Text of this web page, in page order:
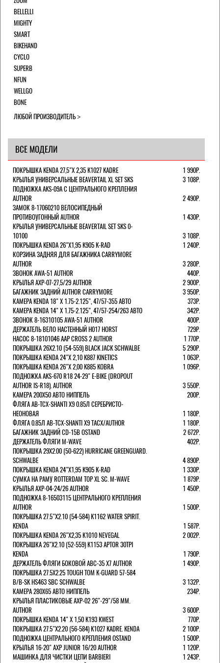
BELLELLI
MIGHTY
SMART
BIKEHAND
CYCLO
SUPERB
NFUN
WELLGO
BONE
ЛЮБОЙ ПРОИЗВОДИТЕЛЬ
ВСЕ МОДЕЛИ
ПОКРЫШКА KENDA 27,5"Х 2,35 K1027 KADRE
1 990Р.
КРЫЛЬЯ УНИВЕРСАЛЬНЫЕ BEAVERTAIL XL SET SKS
3 108Р.
ПОДНОЖКА AKS-09A C ЦЕНТРАЛЬНОГО КРЕПЛЕНИЯ
AUTHOR
2 490Р.
ЗАМОК 8-17060210 ВЕЛОСИПЕДНЫЙ
ПРОТИВОУГОННЫЙ AUTHOR
1 430Р.
КРЫЛЬЯ УНИВЕРСАЛЬНЫЕ BEAVERTAIL SET SKS 0-
10100
3 108Р.
ПОКРЫШКА KENDA 26"Х1,95 K905 K-RAD
1 240Р.
КОРЗИНА ЗАДНЯЯ ДЛЯ БАГАЖНИКА CARRYMORE
AUTHOR
3 280Р.
ЗВОНОК AWA-51 AUTHOR
440Р.
КРЫЛЬЯ AXP-07-27,5/29 AUTHOR
2 900Р.
БАГАЖНИК ЗАДНИЙ AUTHOR CARRYMORE
3 950Р.
КАМЕРА KENDA 18" Х 1.75-2.125", 47/57-355 АВТО
373Р.
КАМЕРА KENDA 14" Х 1.75-2.125", 47/57-254/263 АВТО
342Р.
ЗВОНОК 8-16310105 AWA-51 AUTHOR
400Р.
ДЕРЖАТЕЛЬ ВЕЛО НАСТЕННЫЙ H017 HORST
729Р.
НАСОС 8-18101046 AAP CROSS 2 AUTHOR
1 770Р.
ПОКРЫШКА 26X2.10 (54-559) BLACK JACK SCHWALBE
5 290Р.
ПОКРЫШКА KENDA 24"Х 2,10 K887 KINETICS
1 063Р.
ПОКРЫШКА KENDA 26"Х 2,00 K885 KOBRA
1 096Р.
ПОДНОЖКА AKS-670 R18 24-29" E-BIKE (DROPOUT
AUTHOR IS-R18). AUTHOR
3 550Р.
КАМЕРА 200Х50 АВТО НИППЕЛЬ
200Р.
ФЛЯГА AB-TCX-SHANTI X9 0.85Л СЕРЕБРИСТО-
НЕОНОВАЯ
1 180Р.
ФЛЯГА 0.85Л AB-TCX-SHANTI X9 TACX/AUTHOR
1 180Р.
БАГАЖНИК ЗАДНИЙ CD-15B OSTAND
2 672Р.
ДЕРЖАТЕЛЬ ФЛЯГИ M-WAVE
402Р.
ПОКРЫШКА 29X2.00 (50-622) HURRICANE GREENGUARD.
SCHWALBE
4 890Р.
ПОКРЫШКА KENDA 24"Х1,95 K905 K-RAD
1 330Р.
СУМКА НА РАМУ ROTTERDAM TOP XL SC. M-WAVE
1 879Р.
КРЫЛЬЯ AXP-04-24/26 AUTHOR
1 450Р.
ПОДНОЖКА 8-16503115 ЦЕНТРАЛЬНОГО КРЕПЛЕНИЯ
AUTHOR
1 500Р.
ПОКРЫШКА 27.5"Х2.10 (54-584) K1162 WATER SPIRIT.
KENDA
1 587Р.
ПОКРЫШКА KENDA 26"Х2,35 K1010 NEVEGAL
2 002Р.
ПОКРЫШКА 26"Х2.10 (52-559) K1153 APTOR 30TPI
KENDA
1 790Р.
ДЕРЖАТЕЛЬ ФЛЯГИ БОКОВОЙ ABC-35 X7 AUTHOR
1 490Р.
ПОКРЫШКА 27.5X2.25 TOUGH TOM K-GUARD 57-584
B/B-SK HS463 SBC SCHWALBE
3 132Р.
КАМЕРА 280Х65 АВТО НИППЕЛЬ
234Р.
КРЫЛЬЯ ПЛАСТИКОВЫЕ AXP-02 26"-29"/58 ММ.
AUTHOR
3 600Р.
ПОКРЫШКА KENDA 14" Х 1,50 K193 KWEST
770Р.
ПОКРЫШКА 27.5"Х2.20 (56-584) K1027 KADRE. KENDA
2 100Р.
ПОДНОЖКА ЦЕНТРАЛЬНОГО КРЕПЛЕНИЯ OSTAND
1 500Р.
КРЫЛЬЯ 16-20" AXP JUNIOR 16/20 AUTHOR
1 120Р.
МАШИНКА ДЛЯ ЧИСТКИ ЦЕПИ BARBIERI
1 243Р.